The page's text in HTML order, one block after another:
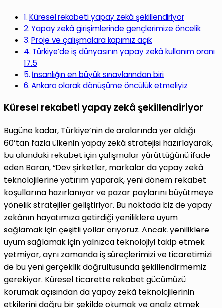
Küresel rekabeti yapay zekâ şekillendiriyor
Yapay zekâ girişimlerinde gençlerimize öncelik
Proje ve çalışmalara kapımız açık
Türkiye’de iş dünyasının yapay zekâ kullanım oranı
17.5
İnsanlığın en büyük sınavlarından biri
Ankara olarak dönüşüme öncülük etmeliyiz
Küresel rekabeti yapay zekâ şekillendiriyor
Bugüne kadar, Türkiye’nin de aralarında yer aldığı
60’tan fazla ülkenin yapay zekâ stratejisi hazırlayarak,
bu alandaki rekabet için çalışmalar yürüttüğünü ifade
eden Baran, “Dev şirketler, markalar da yapay zekâ
teknolojilerine yatırım yaparak, yeni dönem rekabet
koşullarına hazırlanıyor ve pazar paylarını büyütmeye
yönelik stratejiler geliştiriyor. Bu noktada biz de yapay
zekânın hayatımıza getirdiği yeniliklere uyum
sağlamak için çeşitli yollar arıyoruz. Ancak, yeniliklere
uyum sağlamak için yalnızca teknolojiyi takip etmek
yetmiyor, aynı zamanda iş süreçlerimizi ve ticaretimizi
de bu yeni gerçeklik doğrultusunda şekillendirmemiz
gerekiyor. Küresel ticarette rekabet gücümüzü
korumak açısından da yapay zekâ teknolojilerinin
etkilerini doğru bir şekilde okumak ve analiz etmek